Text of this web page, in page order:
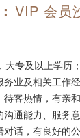
VIP 会员
大专及以上学历
务业及相关工作
待客热情，有亲
沟通能力、服务
对话，有良好的